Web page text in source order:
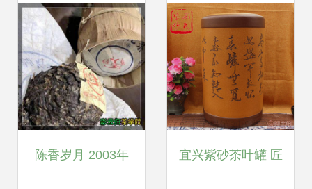
命，原料战进入新
高度
陈香岁月 2003年 宜兴紫砂茶叶罐 匠